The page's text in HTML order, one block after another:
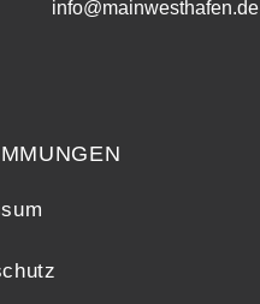
info@mainwesthafen.de